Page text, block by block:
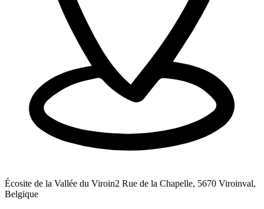
Écosite de la Vallée du Viroin2 Rue de la Chapelle, 5670 Viroinval,
Belgique